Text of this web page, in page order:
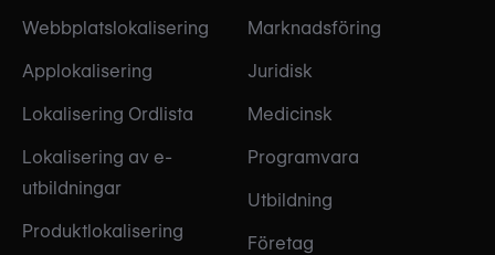
Webbplatslokalisering
Applokalisering
Lokalisering Ordlista
Lokalisering av e-
utbildningar
Produktlokalisering
Marknadsföring
Juridisk
Medicinsk
Programvara
Utbildning
Företag